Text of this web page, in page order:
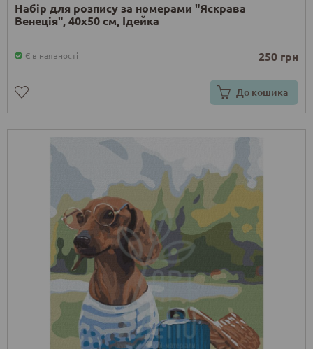
Набір для розпису за номерами "Яскрава
Венеція", 40х50 см, Ідейка
Є в наявності 250 грн
До кошика